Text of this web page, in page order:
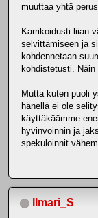
muuttaa yhtä
Karrikoidusti liian
selvittämiseen ja
kohdennetaan
kohdistetusti.
Mutta kuten puoli
hänellä ei ole
käyttäkäämme
hyvinvoinnin ja
spekuloinnit
Ilmari_S